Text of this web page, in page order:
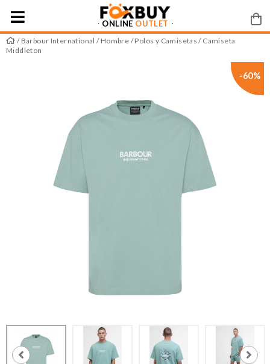
ONLINE OUTLET
/ Barbour International / Hombre /Polos y Camisetas / Camiseta
Middleton
-60%